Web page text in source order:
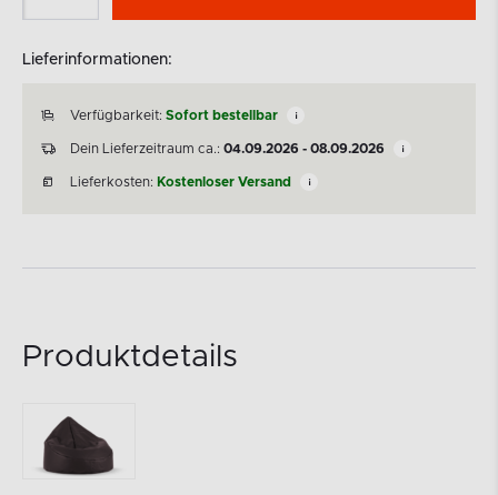
Lieferinformationen:
Verfügbarkeit: Sofort bestellbar
Dein Lieferzeitraum ca.: 04.09.2026 - 08.09.2026
Lieferkosten: Kostenloser Versand
Produktdetails